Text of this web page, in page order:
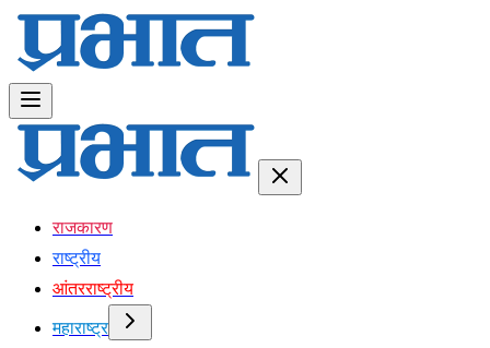
राजकारण
राष्ट्रीय
आंतरराष्ट्रीय
महाराष्ट्र